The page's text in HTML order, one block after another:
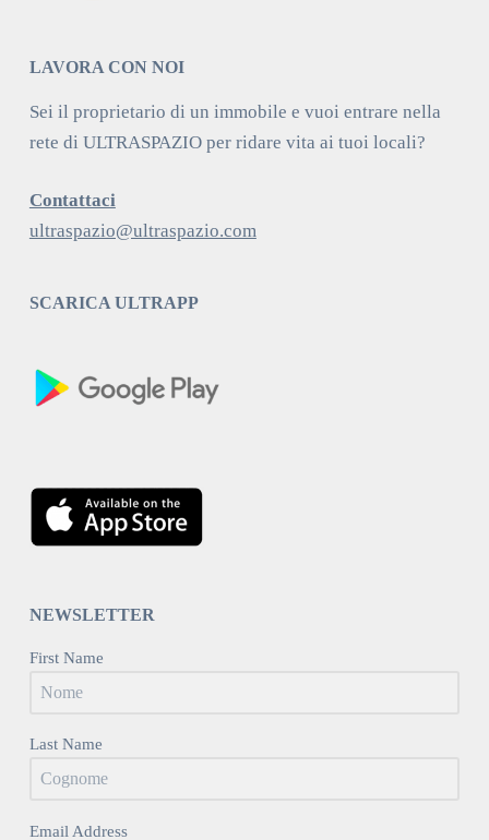
LAVORA CON NOI
Sei il proprietario di un immobile e vuoi entrare nella
rete di ULTRASPAZIO per ridare vita ai tuoi locali?
Contattaci
ultraspazio@ultraspazio.com
SCARICA ULTRAPP
NEWSLETTER
First Name
Last Name
Email Address